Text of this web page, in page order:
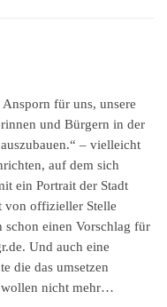
für uns, unsere
und Bürgern in der
– vielleicht
auf dem sich
ein Portrait der Stadt
von offizieller Stelle
einen Vorschlag für
Und auch eine
die das umsetzen
wollen nicht mehr…